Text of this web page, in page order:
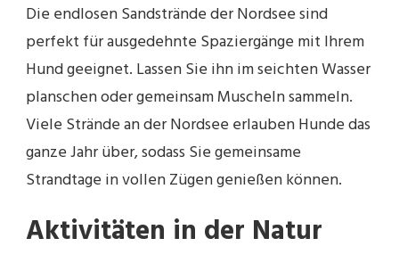
Die endlosen Sandstrände der Nordsee sind
perfekt für ausgedehnte Spaziergänge mit Ihrem
Hund geeignet. Lassen Sie ihn im seichten Wasser
planschen oder gemeinsam Muscheln sammeln.
Viele Strände an der Nordsee erlauben Hunde das
ganze Jahr über, sodass Sie gemeinsame
Strandtage in vollen Zügen genießen können.
Aktivitäten in der Natur